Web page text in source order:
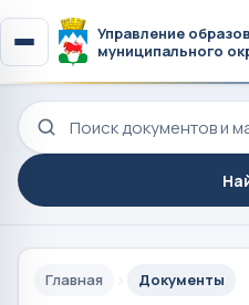
Управление
муниципального
Поиск по сайту
Главная Документы